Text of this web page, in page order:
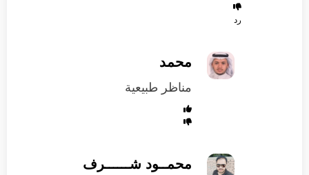
رد
محمد
مناظر طبيعية
محمــود شــــــرف